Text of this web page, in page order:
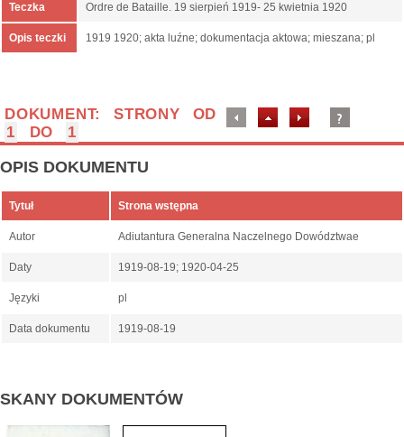
Teczka Ordre de Bataille. 19 sierpień 1919- 25 kwietnia 1920
Opis teczki 1919 1920; akta luźne; dokumentacja aktowa; mieszana; pl
DOKUMENT: STRONY OD
1
DO 1
OPIS DOKUMENTU
Tytuł Strona wstępna
Autor Adiutantura Generalna Naczelnego Dowództwae
Daty 1919-08-19; 1920-04-25
Języki pl
Data dokumentu 1919-08-19
SKANY DOKUMENTÓW